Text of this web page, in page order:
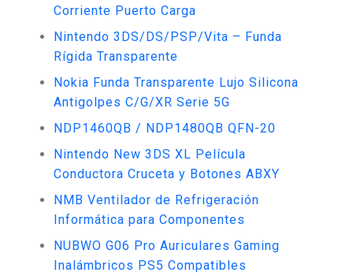
Corriente Puerto Carga
Nintendo 3DS/DS/PSP/Vita – Funda
Rígida Transparente
Nokia Funda Transparente Lujo Silicona
Antigolpes C/G/XR Serie 5G
NDP1460QB / NDP1480QB QFN-20
Nintendo New 3DS XL Película
Conductora Cruceta y Botones ABXY
NMB Ventilador de Refrigeración
Informática para Componentes
NUBWO G06 Pro Auriculares Gaming
Inalámbricos PS5 Compatibles